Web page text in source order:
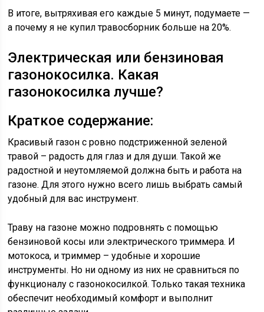
В итоге, вытряхивая его каждые 5 минут, подумаете —
а почему я не купил травосборник больше на 20%.
Электрическая или бензиновая
газонокосилка. Какая
газонокосилка лучше?
Краткое содержание:
Красивый газон с ровно подстриженной зеленой
травой – радость для глаз и для души. Такой же
радостной и неутомляемой должна быть и работа на
газоне. Для этого нужно всего лишь выбрать самый
удобный для вас инструмент.
Траву на газоне можно подровнять с помощью
бензиновой косы или электрического триммера. И
мотокоса, и триммер – удобные и хорошие
инструменты. Но ни одному из них не сравниться по
функционалу с газонокосилкой. Только такая техника
обеспечит необходимый комфорт и выполнит